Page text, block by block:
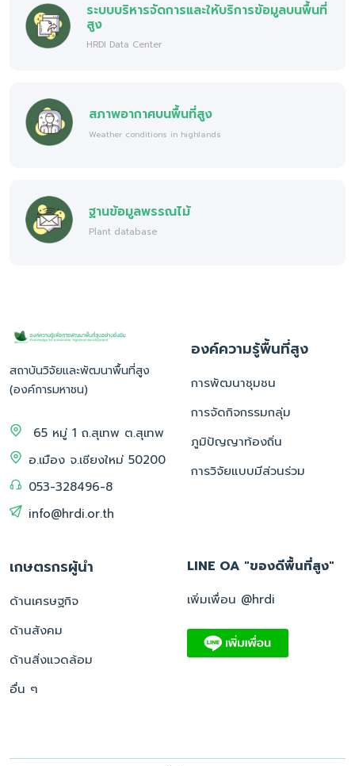
ระบบบริหารจัดการและให้บริการข้อมูลบนพื้นที่
สูง
HRDI Data Center
สภาพอากาศบนพื้นที่สูง
Weather conditions in highlands
ฐานข้อมูลพรรณไม้
Plant database
สถาบันวิจัยและพัฒนาพื้นที่สูง
(องค์การมหาชน)
65 หมู่ 1 ถ.สุเทพ ต.สุเทพ
อ.เมือง จ.เชียงใหม่ 50200
053-328496-8
info@hrdi.or.th
องค์ความรู้พื้นที่สูง
การพัฒนาชุมชน
การจัดกิจกรรมกลุ่ม
ภูมิปัญญาท้องถิ่น
การวิจัยแบบมีส่วนร่วม
เกษตรกรผู้นำ
ด้านเศรษฐกิจ
ด้านสังคม
ด้านสิ่งแวดล้อม
อื่น ๆ
LINE OA "ของดีพื้นที่สูง"
เพิ่มเพื่อน @hrdi